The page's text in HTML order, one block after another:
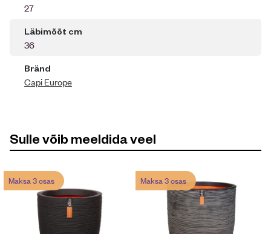
27
Läbimõõt cm
36
Bränd
Capi Europe
Sulle võib meeldida veel
Maksa 3 osas Maksa 3 osas